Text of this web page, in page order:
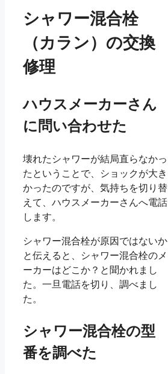
シャワー混合栓
（カラン）の交換
修理
ハウスメーカーさん
に問い合わせた
壊れたシャワーが結局直らなかっ
たということで、ショックが大き
かったのですが、気持ちを切り替
えて、ハウスメーカーさんへ電話
します。
シャワー混合栓が原因ではないか
と伝えると、シャワー混合栓のメ
ーカーはどこか？と聞かれまし
た。一旦電話を切り、調べまし
た。
シャワー混合栓の型
番を調べた